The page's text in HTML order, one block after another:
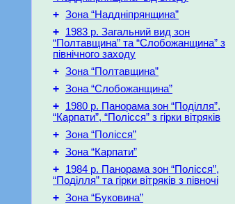
+ Зона “Наддніпрянщина”
+
1983 р. Загальний вид зон
“Полтавщина” та “Слобожанщина” з
північного заходу
+ Зона “Полтавщина”
+ Зона “Слобожанщина”
+
1980 р. Панорама зон “Поділля”,
“Карпати”, “Полісся” з гірки вітряків
+ Зона “Полісся”
+ Зона “Карпати”
+
1984 р. Панорама зон “Полісся”,
“Поділля” та гірки вітряків з півночі
+ Зона “Буковина”